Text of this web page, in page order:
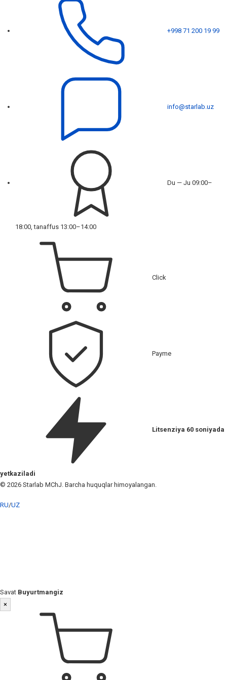
+998 71 200 19 99
info@starlab.uz
Du — Ju 09:00–
18:00, tanaffus 13:00–14:00
Click
Payme
Litsenziya 60 soniyada
yetkaziladi
© 2026 Starlab MChJ. Barcha huquqlar himoyalangan.
RU/UZ
Savat Buyurtmangiz
×